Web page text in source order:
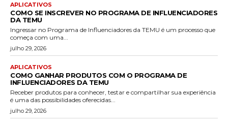
APLICATIVOS
COMO SE INSCREVER NO PROGRAMA DE INFLUENCIADORES
DA TEMU
Ingressar no Programa de Influenciadores da TEMU é um processo que
começa com uma...
julho 29, 2026
APLICATIVOS
COMO GANHAR PRODUTOS COM O PROGRAMA DE
INFLUENCIADORES DA TEMU
Receber produtos para conhecer, testar e compartilhar sua experiência
é uma das possibilidades oferecidas...
julho 29, 2026